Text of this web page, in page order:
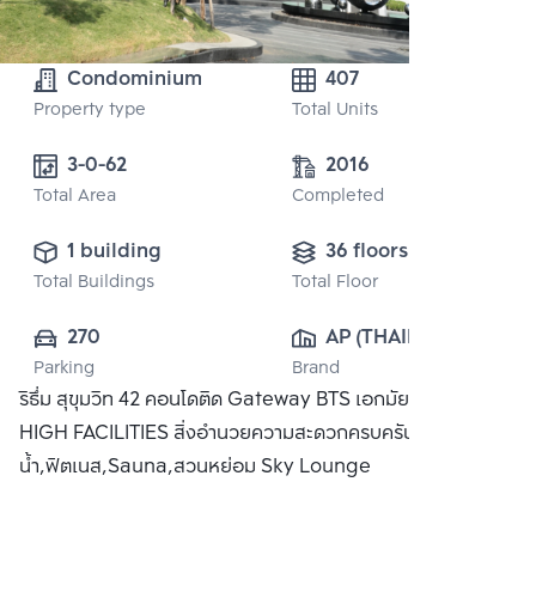
Condominium
Property type
407
Total Units
3-0-62
Total Area
2016
Completed
1 building
Total Buildings
36 floors
Total Floor
270
Parking
AP (THAILAND)
PUBLIC CO.,
LTD.
Brand
ริธึ่ม สุขุมวิท 42 คอนโดติด Gateway BTS เอกมัย พร้อม SKY
HIGH FACILITIES สิ่งอำนวยความสะดวกครบครัน อาทิ สระว่าย
น้ำ,ฟิตเนส,Sauna,สวนหย่อม Sky Lounge